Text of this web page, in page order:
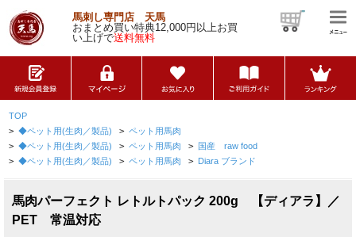
馬刺し専門店 天馬
おまとめ買い特典12,000円以上お買
い上げで送料無料
TOP
> ◆ペット用(生肉／製品) > ペット用馬肉
> ◆ペット用(生肉／製品) > ペット用馬肉 > 国産 raw food
> ◆ペット用(生肉／製品) > ペット用馬肉 > Diara ブランド
馬肉パーフェクト レトルトパック 200g 【ディアラ】／
PET 常温対応